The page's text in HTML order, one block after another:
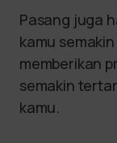
Pasang juga
kamu
memberikan
semakin
kamu.